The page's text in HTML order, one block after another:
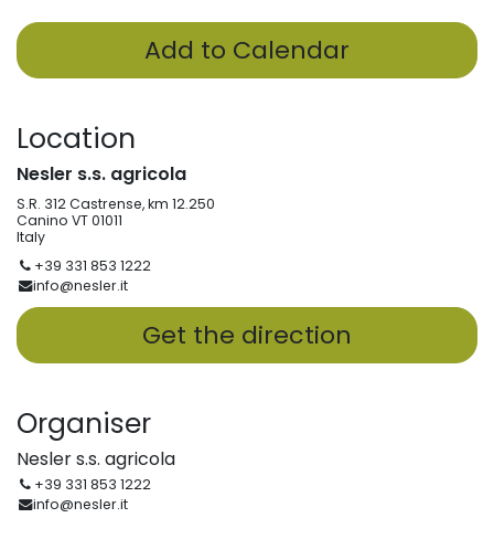
Add to Calendar
Location
Nesler s.s. agricola
S.R. 312 Castrense, km 12.250
Canino VT 01011
Italy
+39 331 853 1222
info@nesler.it
Get the direction
Organiser
Nesler s.s. agricola
+39 331 853 1222
info@nesler.it